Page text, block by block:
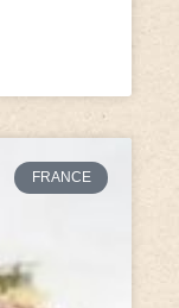
FRANCE